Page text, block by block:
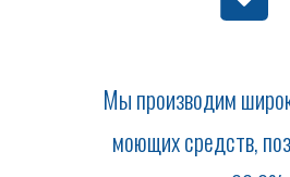
Мы производим
моющих средств,